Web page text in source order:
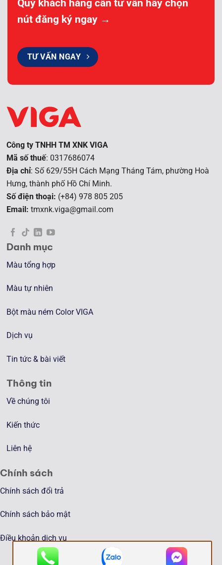
Quý khách hàng cần tư vấn hãy chọn
nút đăng ký ngay →
TƯ VẤN NGAY
Công ty TNHH TM XNK VIGA
Mã số thuế: 0317686074
Địa chỉ: Số 629/55H Cách Mạng Tháng Tám, phường Hoà
Hưng, thành phố Hồ Chí Minh.
Số điện thoại: (+84) 978 805 205
Email: tmxnk.viga@gmail.com
Danh mục
Màu tổng hợp
Màu tự nhiên
Bột màu ném Color VIGA
Dịch vụ
Tin tức & bài viết
Thông tin
Về chúng tôi
Kiến thức
Liên hệ
Chính sách
Chính sách đổi trả
Chính sách bảo mật
Điều khoản dịch vụ